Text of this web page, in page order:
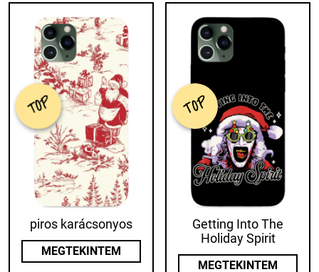
TOP
piros karácsonyos
MEGTEKINTEM
TOP
Getting Into The
Holiday Spirit
MEGTEKINTEM